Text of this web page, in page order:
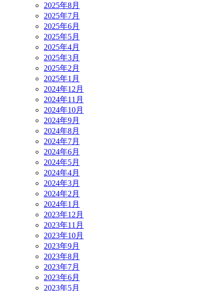
2025年8月
2025年7月
2025年6月
2025年5月
2025年4月
2025年3月
2025年2月
2025年1月
2024年12月
2024年11月
2024年10月
2024年9月
2024年8月
2024年7月
2024年6月
2024年5月
2024年4月
2024年3月
2024年2月
2024年1月
2023年12月
2023年11月
2023年10月
2023年9月
2023年8月
2023年7月
2023年6月
2023年5月